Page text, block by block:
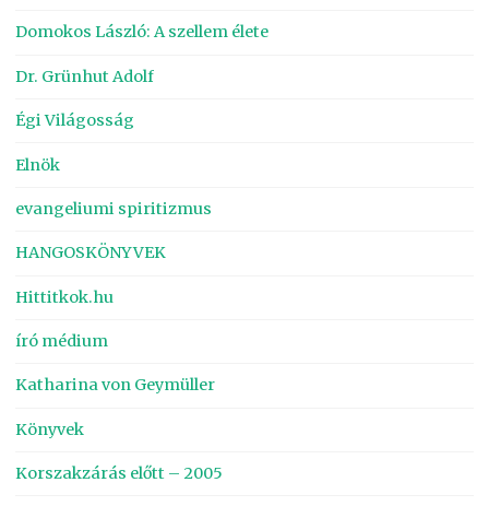
Domokos László: A szellem élete
Dr. Grünhut Adolf
Égi Világosság
Elnök
evangeliumi spiritizmus
HANGOSKÖNYVEK
Hittitkok.hu
író médium
Katharina von Geymüller
Könyvek
Korszakzárás előtt – 2005